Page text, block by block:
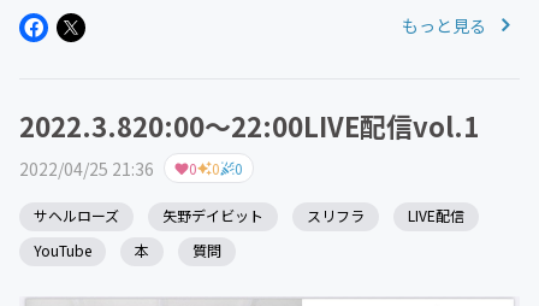
集した質問に答えていくコーナーなどを行います。【ゲス
もっと見る
2022.3.820:00〜22:00LIVE配信vol.1
2022/04/25 21:36 0 0 0
サヘルローズ 矢野デイビット スリフラ
LIVE配信
YouTube
本 質問